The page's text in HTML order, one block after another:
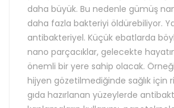
daha büyük. Bu nedenle gümüş
daha fazla bakteriyi öldürebiliyor.
antibakteriyel. Küçük ebatlarda
nano parçacıklar, gelecekte
önemli bir yere sahip olacak.
hijyen gözetilmediğinde sağlık için
gıda hazırlanan yüzeylerde